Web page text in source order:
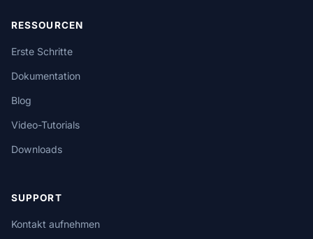
RESSOURCEN
Erste Schritte
Dokumentation
Blog
Video-Tutorials
Downloads
SUPPORT
Kontakt aufnehmen